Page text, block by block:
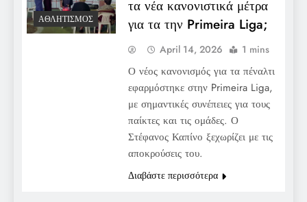
ΑΘΛΗΤΙΣΜΌΣ
τα νέα κανονιστικά μέτρα
για τα την Primeira Liga;
April 14, 2026 1 mins
Ο νέος κανονισμός για τα πέναλτι
εφαρμόστηκε στην Primeira Liga,
με σημαντικές συνέπειες για τους
παίκτες και τις ομάδες. Ο
Στέφανος Καπίνο ξεχωρίζει με τις
αποκρούσεις του.
Διαβάστε περισσότερα